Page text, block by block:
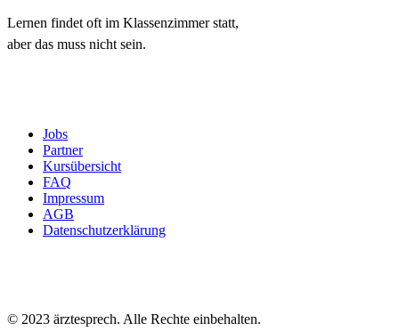
Lernen findet oft im Klassenzimmer statt,
aber das muss nicht sein.
Jobs
Partner
Kursübersicht
FAQ
Impressum
AGB
Datenschutzerklärung
© 2023 ärztesprech. Alle Rechte einbehalten.